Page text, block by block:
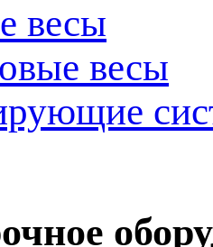
весы
весы